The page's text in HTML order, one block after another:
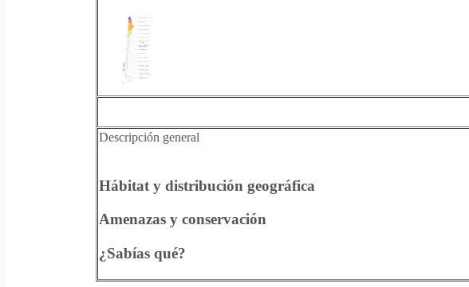
Descripción general
Hábitat y distribución geográfica
Amenazas y conservación
¿Sabías qué?